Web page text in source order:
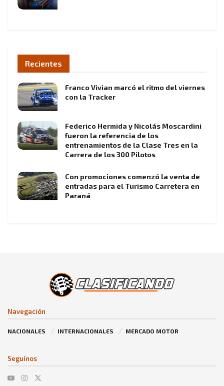
Recientes
Franco Vivian marcó el ritmo del viernes
con la Tracker
Federico Hermida y Nicolás Moscardini
fueron la referencia de los
entrenamientos de la Clase Tres en la
Carrera de los 300 Pilotos
Con promociones comenzó la venta de
entradas para el Turismo Carretera en
Paraná
Navegación
NACIONALES INTERNACIONALES MERCADO MOTOR
Seguínos